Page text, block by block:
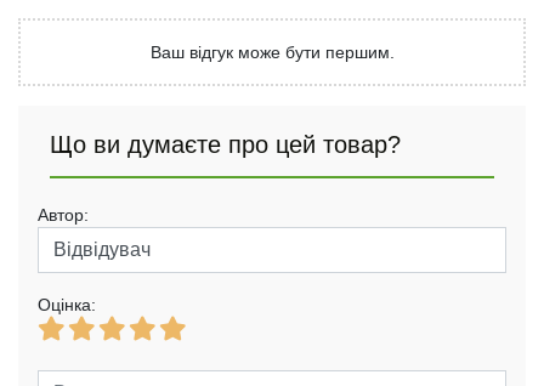
Ваш відгук може бути першим.
Що ви думаєте про цей товар?
Автор:
Оцінка: